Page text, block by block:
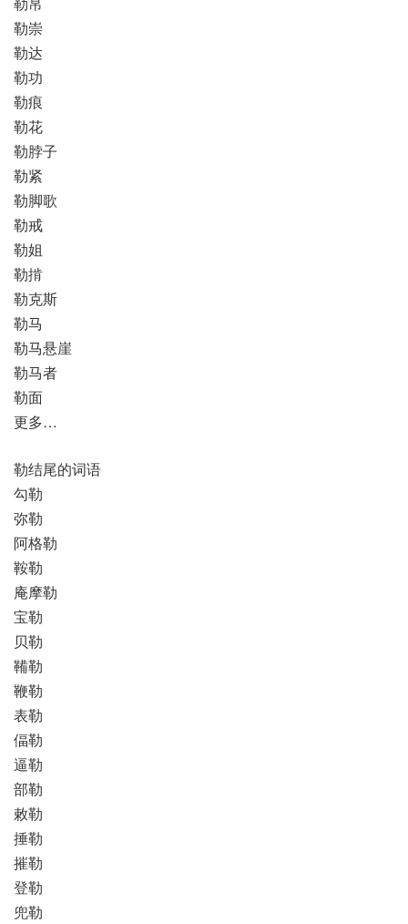
勒崇
勒达
勒功
勒痕
勒花
勒脖子
勒紧
勒脚歌
勒戒
勒姐
勒掯
勒克斯
勒马
勒马悬崖
勒马者
勒面
更多…
勒结尾的词语
勾勒
弥勒
阿格勒
鞍勒
庵摩勒
宝勒
贝勒
鞴勒
鞭勒
表勒
偪勒
逼勒
部勒
敕勒
捶勒
摧勒
登勒
兜勒